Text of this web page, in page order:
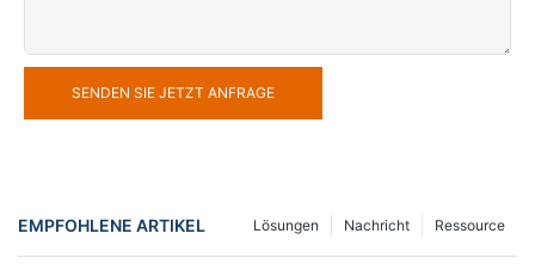
SENDEN SIE JETZT ANFRAGE
EMPFOHLENE ARTIKEL Ressource
Nachricht
Lösungen